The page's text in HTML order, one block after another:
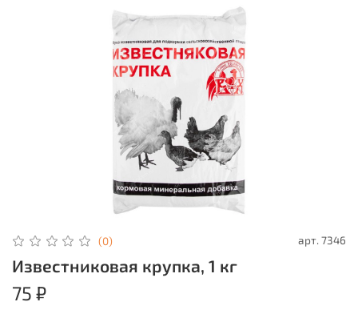
(0) арт. 7346
Известниковая крупка, 1 кг
75 ₽